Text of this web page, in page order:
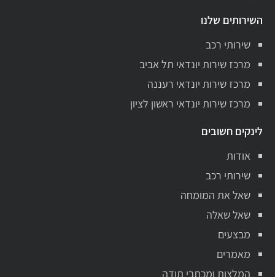
השירותים שלנו
שירותי רכב
מרכז שירות יונדאי תל אביב
מרכז שירות יונדאי רעננה
מרכז שירות יונדאי ראשון לציון
לינקים חשובים
אודות
שירותי רכב
שאל את המומחה
שאל שאלה
מבצעים
מאמרים
המלצות ומכתבי תודה